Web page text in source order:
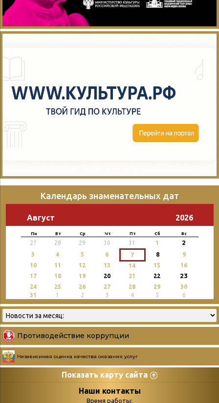
Календарь знаменательных дат
Август 2026
Пн Вт Ср Чт Пт Сб Вс
27 28 29 30 31 1 2
3 4 5 6 7 8
9
10
11 12 13 14 15
16
17
18 19 20 21 22 23
24 25 26 27 28 29
30
31
1 2 3 4 5 6
Противодействие коррупции
Независимая оценка качества оказания услуг
Показать карту сайта
СтраницыНаши контакты
Время работы: